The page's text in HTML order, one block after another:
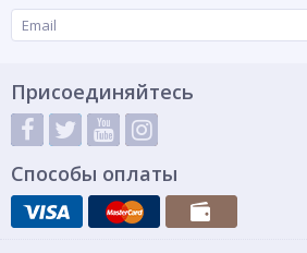
Присоединяйтесь
Способы оплаты